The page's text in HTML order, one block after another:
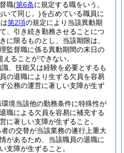
職(第6条に規定する職をいう。
いて同じ。)を占めている職員に
第2項の規定により当該異動期
、引き続き勤務させることにつ
に限るものとし、当該期限は、
監督職に係る異動期間の末日の
ることができない。
、技能又は経験を必要とするも
の退職により生ずる欠員を容易
公務の運営に著しい支障が生ず
境当該他の勤務条件に特殊性が
職による欠員を容易に補充する
に著しい支障が生ずること。
の交替が当該業務の遂行上重大
があるため、当該職員の退職に
支障が生ずること。